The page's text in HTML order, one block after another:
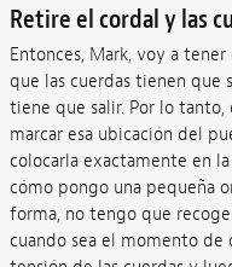
Retire el cordal y las
Entonces, Mark, voy a
que las cuerdas tienen
tiene que salir. Por lo
marcar esa ubicación del
colocarla exactamente en
cómo pongo una pequeña
forma, no tengo que
cuando sea el momento